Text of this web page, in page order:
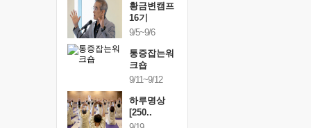
황금변캠프
16기
9/5~9/6
통증잡는워
크숍
9/11~9/12
하루명상
[250..